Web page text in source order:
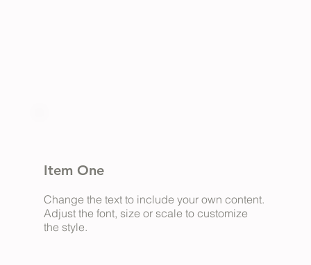
Item One
Change the text to include your own content.
Adjust the font, size or scale to customize
the style.